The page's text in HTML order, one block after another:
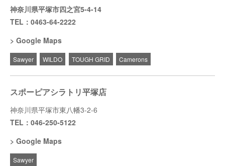
神奈川県平塚市四之宮5-4-14
TEL：0463-64-2222
Google Maps
Sawyer WILDO TOUGH GRID Camerons
スポーピアシラトリ平塚店
神奈川県平塚市東八幡3-2-6
TEL：046-250-5122
Google Maps
Sawyer